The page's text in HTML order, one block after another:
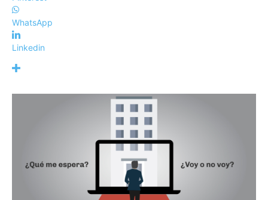
WhatsApp
Linkedin